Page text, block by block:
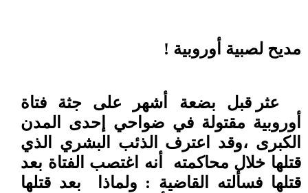
مديح لصبية أوروبية !
عثر قبل بضعة أشهر على جثة فتاة
أوروبية مقتولة في ضواحي إحدى المدن
الكبرى ،وقد اعترف الذئب البشري الذي
قتلها خلال محاكمته
أنه اغتصب الفتاة بعد
قتلها فسألته القاضية : ولماذا
بعد قتلها